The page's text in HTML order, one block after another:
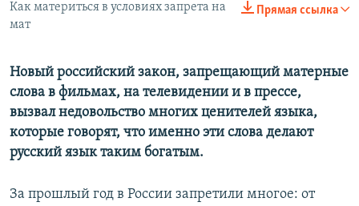
Прямая ссылка
Как материться в условиях запрета на
мат
Новый российский закон, запрещающий матерные
слова в фильмах, на телевидении и в прессе,
вызвал недовольство многих ценителей языка,
которые говорят, что именно эти слова делают
русский язык таким богатым.
За прошлый год в России запретили многое: от